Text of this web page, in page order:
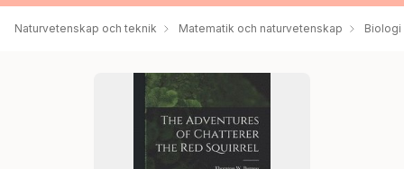
Naturvetenskap och teknik Matematik och naturvetenskap Biologi